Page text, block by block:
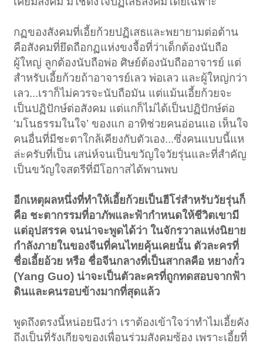
กฏของสังคมที่เอี้ยก้วยปฏิเสธและพยายามต่อต้าน
คือสังคมที่ยึดถือกฏแห่งขงจื้อที่ว่าเด็กต้องนับถือ
ผู้ใหญ่ ลูกต้องนับถือพ่อ ศิษย์ต้องนับถืออาจารย์ แต่
สำหรับเอี้ยก้วยถ้าอาจารย์เลว พ่อเลว และผู้ใหญ่กว่า
เลว...เราก็ไม่ควรจะนับถือมัน แต่แม้นเอี้ยก้วยจะ
เป็นปฏิปักษ์ต่อสังคม แต่แกก็ไม่ได้เป็นปฏิปักษ์ต่อ
‘มโนธรรมในใจ’ ของแก อาทิช่วยคนอ่อนแอ เห็นใจ
คนอื่นที่มีชะตาใกล้เคียงกับตัวเอง...ซึ่งคนแบบนี้แห
ล่ะครับที่เป็น เสน่ห์จนเป็นขวัญใจวัยรุ่นและที่สำคัญ
เป็นขวัญใจสตรีที่มีโอกาสได้พานพบ
อีกเหตุผลหนึ่งที่ทำให้เอี้ยก้วยเป็นฮีโร่สำหรับวัยรุ่นก็
คือ ชะตากรรมที่อาภัพและฟ้ากำหนดให้ชีวิตเขามี
แต่อุปสรรค จนน่าจะพูดได้ว่า ในจักรวาลแห่งนิยาย
กำลังภายในของจีนที่คนไทยคุ้นเคยนั้น ตัวละครที่
ชื่อเอี้ยอ้วย หรือ ชื่อจีนกลางที่เป็นสากลคือ หยางกั๋ว
(Yang Guo) น่าจะเป็นตัวละครที่ถูกทดสอบจากฟ้า
ดินและคนรอบข้างมากที่สุดแล้ว
พูดถึงตรงนี้หน่อยนึงว่า เราต้องเข้าใจว่าทำไมเอี้ยคัง
ถึงเป็นที่รังเกียจของเพื่อนร่วมสังคมซ้อง เพราะเอี้ยที่